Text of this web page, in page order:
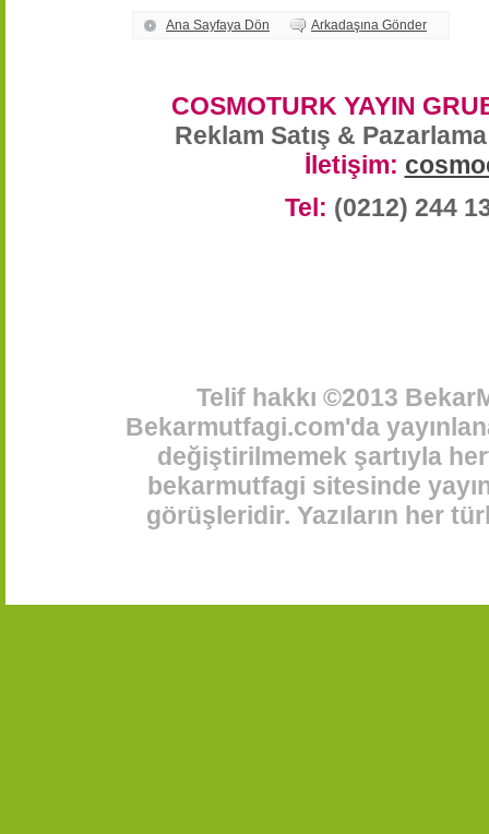
Ana Sayfaya Dön Arkadaşına Gönder
COSMOTURK YAYIN
Reklam Satış &
İletişim:
Tel: (0212) 244
Telif hakkı ©2013
Bekarmutfagi.com'da
değiştirilmemek şartıyla
bekarmutfagi sitesinde
görüşleridir. Yazıların her